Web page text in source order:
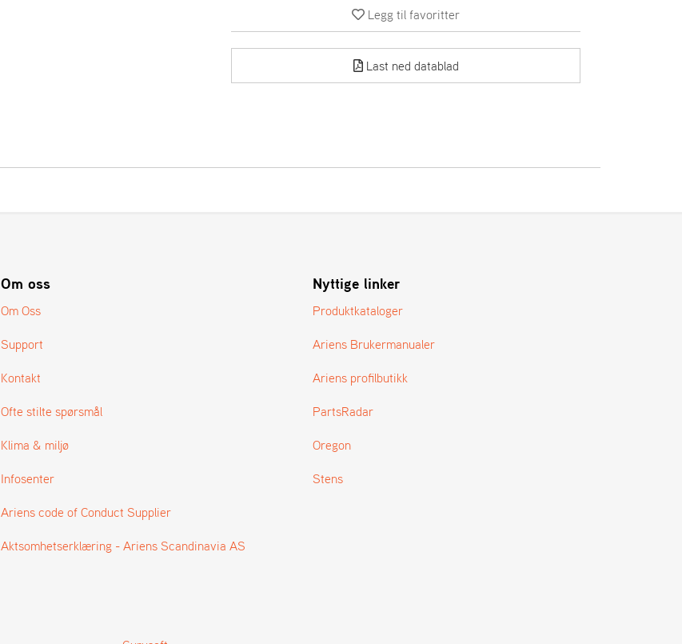
Legg til favoritter
Last ned datablad
Om oss
Om Oss
Support
Kontakt
Ofte stilte spørsmål
Klima & miljø
Infosenter
Ariens code of Conduct Supplier
Aktsomhetserklæring - Ariens Scandinavia AS
Nyttige linker
Produktkataloger
Ariens Brukermanualer
Ariens profilbutikk
PartsRadar
Oregon
Stens